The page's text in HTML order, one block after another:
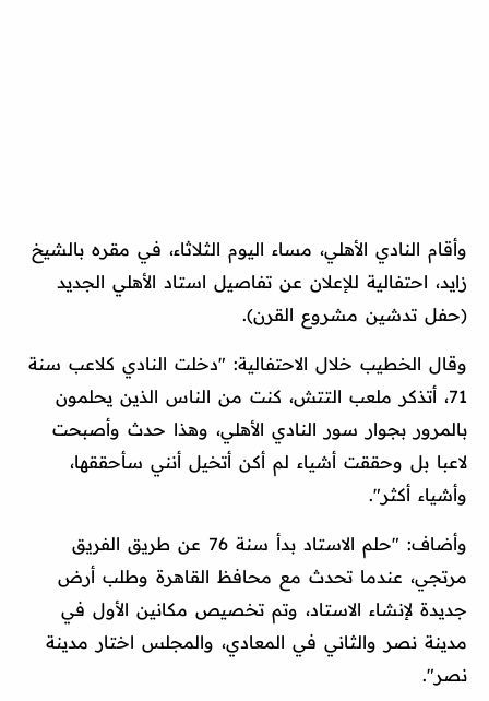
وأقام النادي الأهلي، مساء اليوم الثلاثاء، في مقره بالشيخ
زايد، احتفالية للإعلان عن تفاصيل استاد الأهلي الجديد
(حفل تدشين مشروع القرن).
وقال الخطيب خلال الاحتفالية: "دخلت النادي كلاعب سنة
71، أتذكر ملعب التتش، كنت من الناس الذين يحلمون
بالمرور بجوار سور النادي الأهلي، وهذا حدث وأصبحت
لاعبا بل وحققت أشياء لم أكن أتخيل أنني سأحققها،
وأشياء أكثر".
وأضاف: "حلم الاستاد بدأ سنة 76 عن طريق الفريق
مرتجي، عندما تحدث مع محافظ القاهرة وطلب أرض
جديدة لإنشاء الاستاد، وتم تخصيص مكانين الأول في
مدينة نصر والثاني في المعادي، والمجلس اختار مدينة
نصر".